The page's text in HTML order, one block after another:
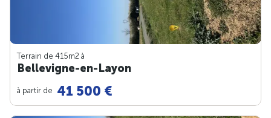
Terrain de 415m2 à
Bellevigne-en-Layon
à partir de 41 500 €